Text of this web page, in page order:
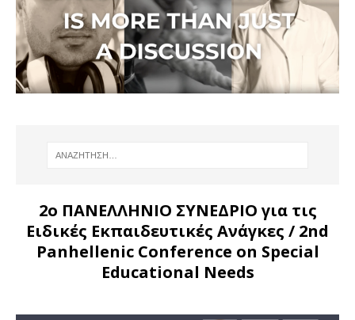
2ο ΠΑΝΕΛΛΗΝΙΟ ΣΥΝΕΔΡΙΟ για τις
Ειδικές Εκπαιδευτικές Ανάγκες / 2nd
Panhellenic Conference on Special
Educational Needs